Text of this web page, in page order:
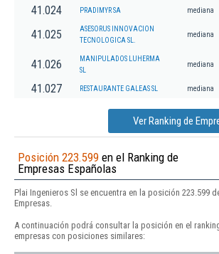
41.024 PRADIMYR SA mediana
41.025
ASESORUS INNOVACION
TECNOLOGICA SL.
mediana
41.026
MANIPULADOS LUHERMA
SL
mediana
41.027 RESTAURANTE GALEAS SL mediana
Ver Ranking de
Posición 223.599 en el Ranking de
Empresas Españolas
Plai Ingenieros Sl se encuentra en la posición 223.599
Empresas.
A continuación podrá consultar la posición en el
empresas con posiciones similares: